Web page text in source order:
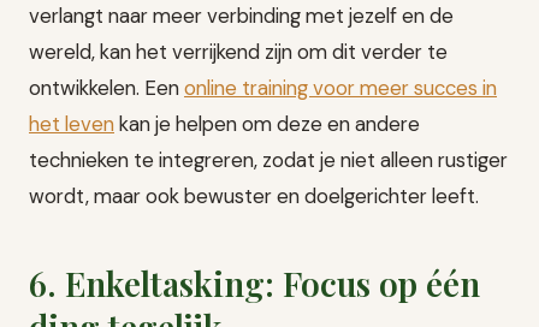
verlangt naar meer verbinding met jezelf en de
wereld, kan het verrijkend zijn om dit verder te
ontwikkelen. Eenonline training voor meer succes in
het levenkan je helpen om deze en andere
technieken te integreren, zodat je niet alleen rustiger
wordt, maar ook bewuster en doelgerichter leeft.
6. Enkeltasking: Focus op één